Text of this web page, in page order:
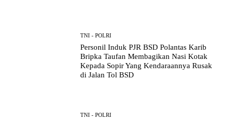
TNI - POLRI
Personil Induk PJR BSD Polantas Karib
Bripka Taufan Membagikan Nasi Kotak
Kepada Sopir Yang Kendaraannya Rusak
di Jalan Tol BSD
TNI - POLRI